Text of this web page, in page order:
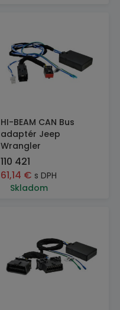
HI-BEAM CAN Bus
adaptér Jeep
Wrangler
110 421
61,14 € s DPH
Skladom